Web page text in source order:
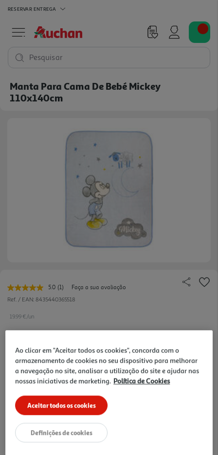
RESERVAR ENTREGA
Pesquisar
Manta Para Cama De Bebé Mickey
110x140cm
5.0 Leu
uma
a
página.
(1)
Faça a sua avaliação
Ref. / EAN: 8435440365518
19.99 €/un
19,99 €
Notas de preparação
Ao clicar em "Aceitar todos os cookies", concorda com o
armazenamento de cookies no seu dispositivo para melhorar
a navegação no site, analisar a utilização do site e ajudar nas
nossas iniciativas de marketing. Política de Cookies
Aceitar todos os cookies
Definições de cookies